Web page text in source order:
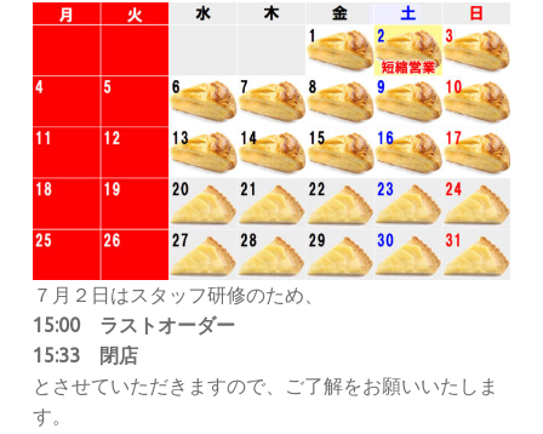
７月２日はスタッフ研修のため、
15:00 ラストオーダー
15:33 閉店
とさせていただきますので、ご了解をお願いいたしま
す。